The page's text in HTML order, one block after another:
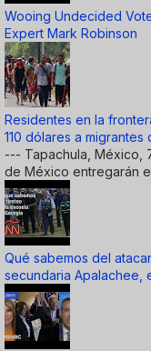
Wooing Undecided
Expert Mark Robinson
Residentes en la
110 dólares a
--- Tapachula, México,
de México entregarán
Qué sabemos del
secundaria Apalachee,